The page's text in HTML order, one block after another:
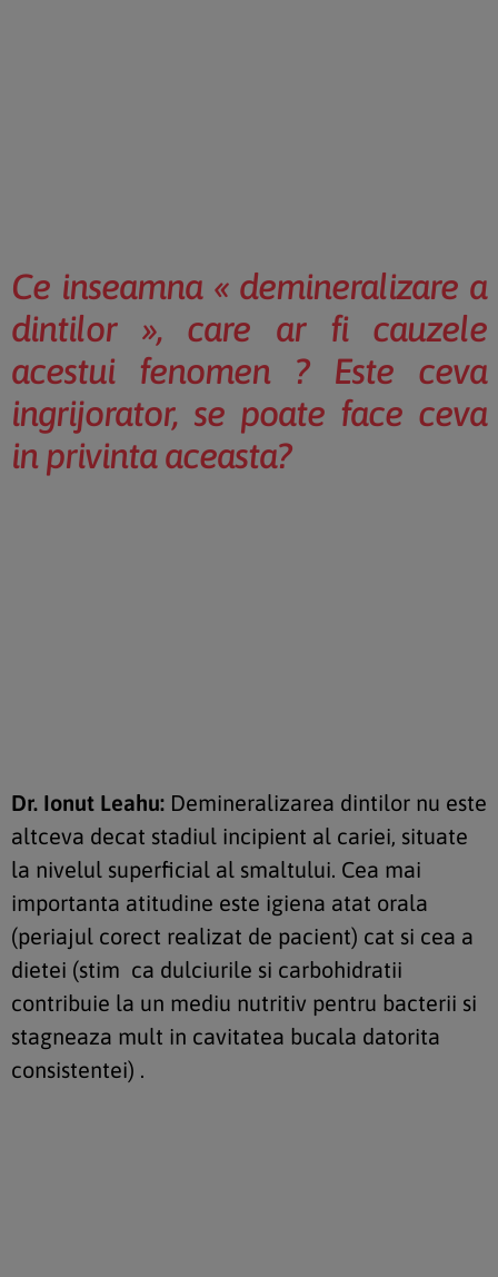
Ce inseamna « demineralizare a
dintilor », care ar fi cauzele
acestui fenomen ? Este ceva
ingrijorator, se poate face ceva
in privinta aceasta?
Dr. Ionut Leahu: Demineralizarea dintilor nu este
altceva decat stadiul incipient al cariei, situate
la nivelul superficial al smaltului. Cea mai
importanta atitudine este igiena atat orala
(periajul corect realizat de pacient) cat si cea a
dietei (stim ca dulciurile si carbohidratii
contribuie la un mediu nutritiv pentru bacterii si
stagneaza mult in cavitatea bucala datorita
consistentei) .